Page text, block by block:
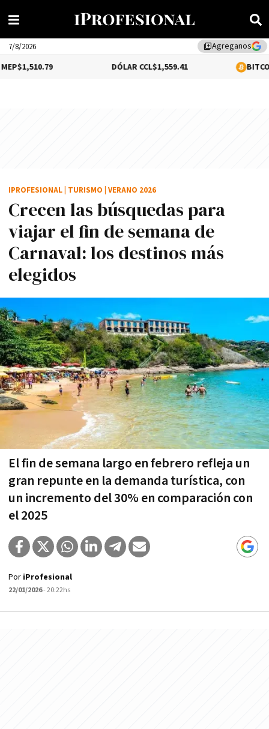
library_addAgreganos
7/8/2026
$1,559.41 0.12%
Crecen las búsquedas para
viajar el fin de semana de
Carnaval: los destinos más
elegidos
El fin de semana largo en febrero refleja un
gran repunte en la demanda turística, con
un incremento del 30% en comparación con
el 2025
IPROFESIONAL TURISMO VERANO 2026
Por iProfesional
22/01/2026- 20:22hs